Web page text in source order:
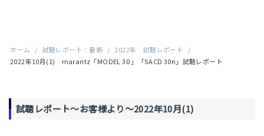
ホーム / 試聴レポート：最新 / 2022年 試聴レポート
/
2022年10月(1) marantz「MODEL 30 」「SACD 30n」試聴レポート
試聴レポート～お客様より～2022年10月(1)